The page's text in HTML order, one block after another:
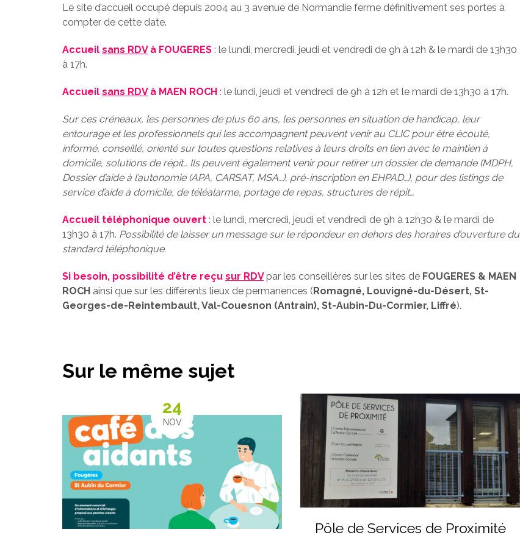
Le site d’accueil occupé depuis 2004 au 3 avenue de Normandie ferme définitivement ses portes à
compter de cette date.
Accueil sans RDVà FOUGERES : le lundi, mercredi, jeudi et vendredi de 9h à 12h & le mardi de 13h30
à 17h.
Accueil sans RDVà MAEN ROCH : le lundi, jeudi et vendredi de 9h à 12h et le mardi de 13h30 à 17h.
Sur ces créneaux, les personnes de plus 60 ans, les personnes en situation de handicap, leur
entourage et les professionnels qui les accompagnent peuvent venir au CLIC pour être écouté,
informé, conseillé, orienté sur toutes questions relatives à leurs droits en lien avec le maintien à
domicile, solutions de répit… Ils peuvent également venir pour retirer un dossier de demande (MDPH,
Dossier d’aide à l’autonomie (APA, CARSAT, MSA…), pré-inscription en EHPAD…), pour des listings de
service d’aide à domicile, de téléalarme, portage de repas, structures de répit…
Accueil téléphonique ouvert : le lundi, mercredi, jeudi et vendredi de 9h à 12h30 & le mardi de
13h30 à 17h. Possibilité de laisser un message sur le répondeur en dehors des horaires d’ouverture du
standard téléphonique.
Si besoin, possibilité d’être reçu sur RDV par les conseillères sur les sites de FOUGERES & MAEN
ROCH ainsi que sur les différents lieux de permanences (Romagné, Louvigné-du-Désert, St-
Georges-de-Reintembault, Val-Couesnon (Antrain), St-Aubin-Du-Cormier, Liffré).
Sur le même sujet
24
NOVEMBRE
Pôle de Services de Proximité